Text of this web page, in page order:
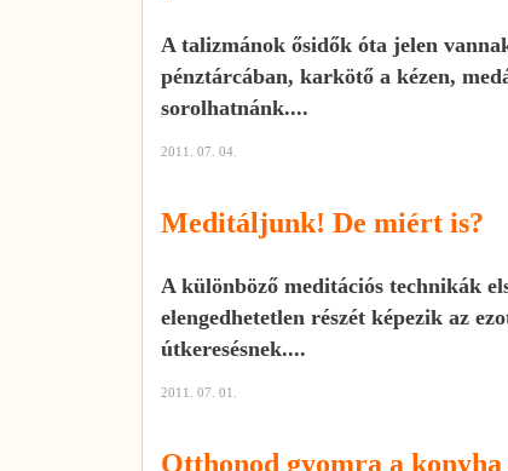
A talizmánok ősidők óta jelen
pénztárcában, karkötő a kézen,
sorolhatnánk....
2011. 07. 04.
Meditáljunk! De miért is?
A különböző meditációs technikák
elengedhetetlen részét képezik az
útkeresésnek....
2011. 07. 01.
Otthonod gyomra a